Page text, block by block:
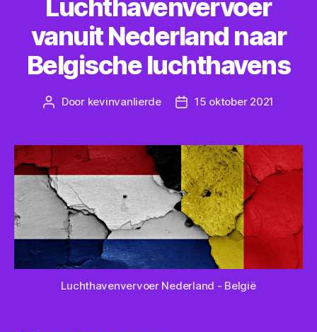
Luchthavenvervoer
vanuit Nederland naar
Belgische luchthavens
Bericht
Door kevinvanlierde Berichtdatum
15 oktober 2021
Luchthavenvervoer Nederland - België